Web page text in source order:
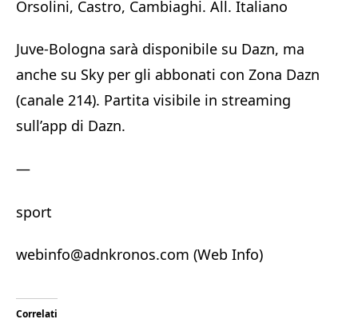
Orsolini, Castro, Cambiaghi. All. Italiano
Juve-Bologna sarà disponibile su Dazn, ma
anche su Sky per gli abbonati con Zona Dazn
(canale 214). Partita visibile in streaming
sull’app di Dazn.
—
sport
webinfo@adnkronos.com (Web Info)
Correlati